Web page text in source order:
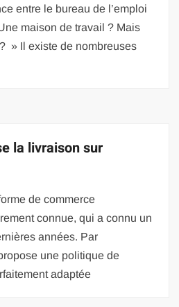
entre le bureau de l’emploi
maison de travail ? Mais
» Il existe de nombreuses
la livraison sur
de commerce
connue, qui a connu un
années. Par
une politique de
adaptée